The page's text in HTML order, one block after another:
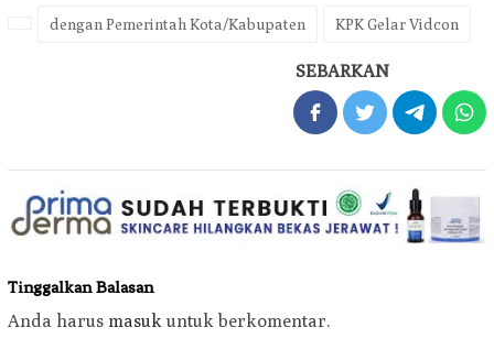
dengan Pemerintah Kota/Kabupaten KPK Gelar Vidcon
SEBARKAN
Tinggalkan Balasan
Anda harus masuk untuk berkomentar.